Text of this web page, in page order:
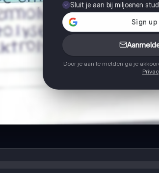
Sluit je aan bij miljoenen
Door je aan te melden ga je